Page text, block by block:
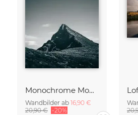
Monochrome Mountain
Wandbilder ab 16,90 €
20,90 € -20%